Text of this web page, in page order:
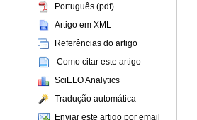
Português (pdf)
Artigo em XML
Referências do artigo
Como citar este artigo
SciELO Analytics
Tradução automática
Enviar este artigo por email